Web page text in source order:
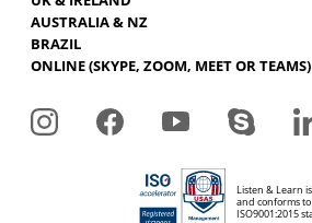
AUSTRALIA & NZ
BRAZIL
ONLINE (SKYPE, ZOOM, MEET OR TEAMS)